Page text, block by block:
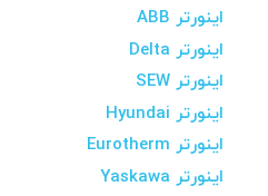
اینورتر ABB
اینورتر Delta
اینورتر SEW
اینورتر Hyundai
اینورتر Eurotherm
اینورتر Yaskawa